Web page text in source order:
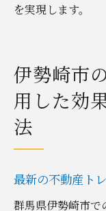
を実現します。
伊勢崎市
用した効
法
最新の不動産ト
群馬県伊勢崎市で